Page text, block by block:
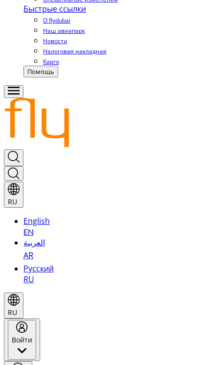
Быстрые ссылки
О flydubai
Наш авиапарк
Новости
Налоговая накладная
Карго
Помощь
RU
English
EN
العربية
AR
Русский
RU
RU
Войти